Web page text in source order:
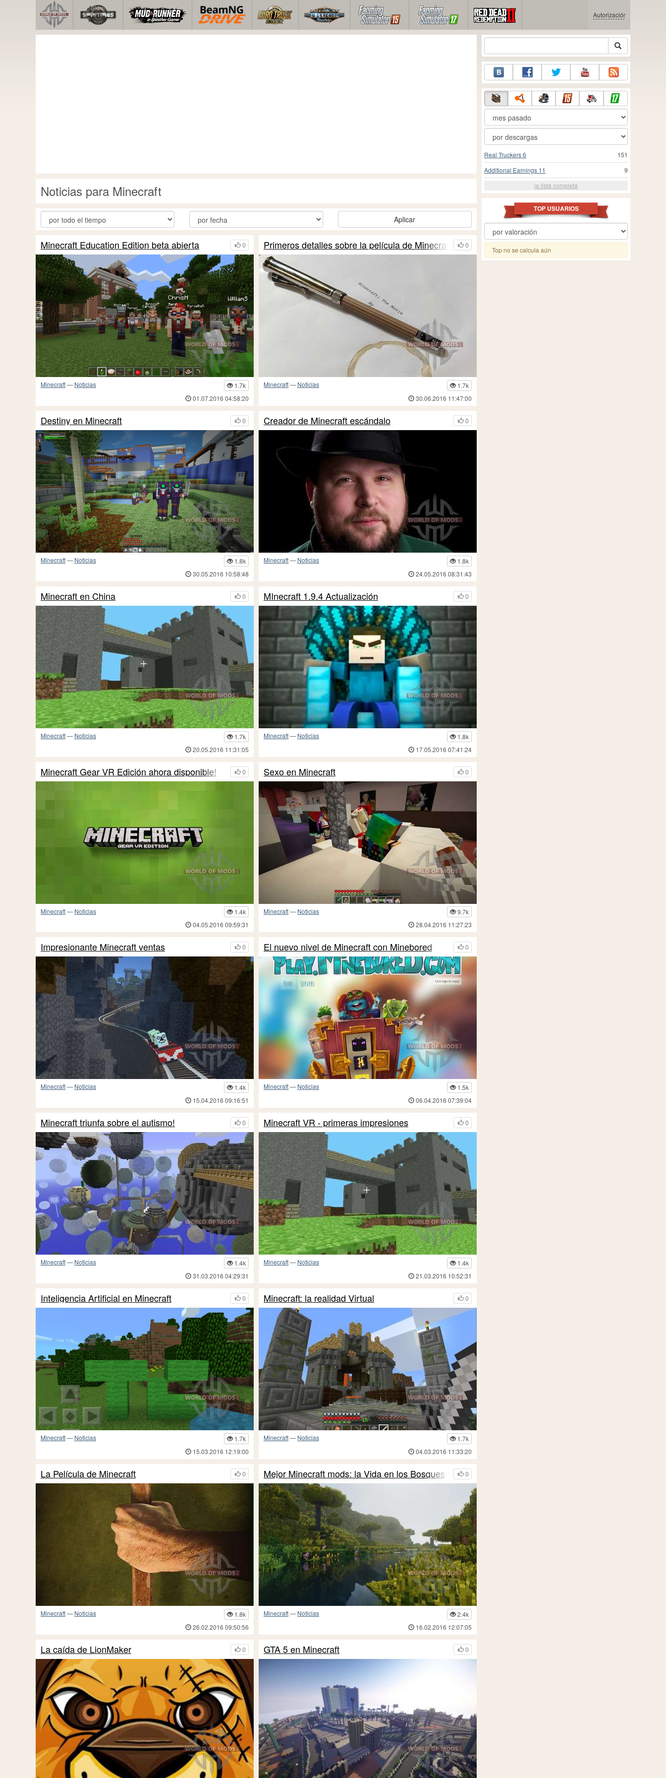
Autorización
Noticias para Minecraft
Aplicar
0
Minecraft Education Edition beta abierta
Minecraft— Noticias
1.7k
01.07.2016 04:58:20
0
Primeros detalles sobre la película de Minecraft
Minecraft— Noticias
1.7k
30.06.2016 11:47:00
0
Destiny en Minecraft
Minecraft— Noticias
1.8k
30.05.2016 10:58:48
0
Creador de Minecraft escándalo
Minecraft— Noticias
1.8k
24.05.2016 08:31:43
0
Minecraft en China
Minecraft— Noticias
1.7k
20.05.2016 11:31:05
0
MInecraft 1.9.4 Actualización
Minecraft— Noticias
1.8k
17.05.2016 07:41:24
0
Minecraft Gear VR Edición ahora disponible!
Minecraft— Noticias
1.4k
04.05.2016 09:59:31
0
Sexo en Minecraft
Minecraft— Noticias
9.7k
28.04.2016 11:27:23
0
Impresionante Minecraft ventas
Minecraft— Noticias
1.4k
15.04.2016 09:16:51
0
El nuevo nivel de Minecraft con Minebored
Minecraft— Noticias
1.5k
06.04.2016 07:39:04
0
Minecraft triunfa sobre el autismo!
Minecraft— Noticias
1.4k
31.03.2016 04:29:31
0
Minecraft VR - primeras impresiones
Minecraft— Noticias
1.4k
21.03.2016 10:52:31
0
Inteligencia Artificial en Minecraft
Minecraft— Noticias
1.7k
15.03.2016 12:19:00
0
Minecraft: la realidad Virtual
Minecraft— Noticias
1.7k
04.03.2016 11:33:20
0
La Película de Minecraft
Minecraft— Noticias
1.8k
26.02.2016 09:50:56
0
Mejor Minecraft mods: la Vida en los Bosques
Minecraft— Noticias
2.4k
16.02.2016 12:07:05
0
La caída de LionMaker 0
GTA 5 en Minecraft
151
Real Truckers 6
9
Additional Earnings 11
la lista completa
TOP USUARIOS
Top no se calcula aún